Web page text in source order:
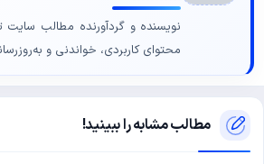
نویسنده و گردآورنده مطالب سایت
محتوای کاربردی، خواندنی و
مطالب مشابه را ببینید!